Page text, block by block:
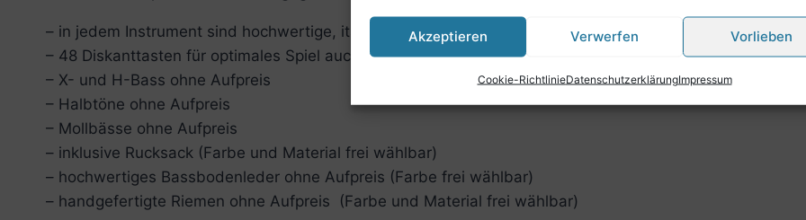
Akzeptieren Verwerfen Vorlieben
Cookie-RichtlinieDatenschutzerklärungImpressum
– in jedem Instrument sind hochwertige, italienische Stimmzungen verbaut
– 48 Diskanttasten für optimales Spiel auch in der tiefen Lage
– X- und H-Bass ohne Aufpreis
– Halbtöne ohne Aufpreis
– Mollbässe ohne Aufpreis
– inklusive Rucksack (Farbe und Material frei wählbar)
– hochwertiges Bassbodenleder ohne Aufpreis (Farbe frei wählbar)
– handgefertigte Riemen ohne Aufpreis (Farbe und Material frei wählbar)